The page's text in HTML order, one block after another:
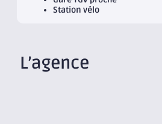
Station vélo
L’agence